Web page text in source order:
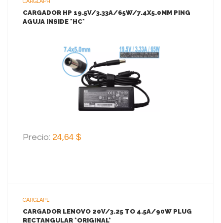
CARGLAPH
CARGADOR HP 19.5V/3.33A/65W/7.4X5.0MM PING
AGUJA INSIDE *HC*
VER MAS
AGREGAR AL CARRITO
Precio: 24,64 $
CARGLAPL
CARGADOR LENOVO 20V/3.25 TO 4.5A/90W PLUG
RECTANGULAR *ORIGINAL*